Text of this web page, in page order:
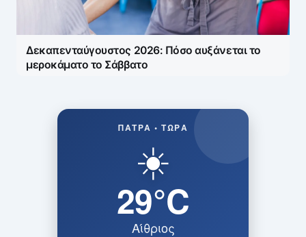
Δεκαπενταύγουστος 2026: Πόσο αυξάνεται το
μεροκάματο το Σάββατο
ΠΆΤΡΑ • ΤΏΡΑ
☀️
29°C
Αίθριος